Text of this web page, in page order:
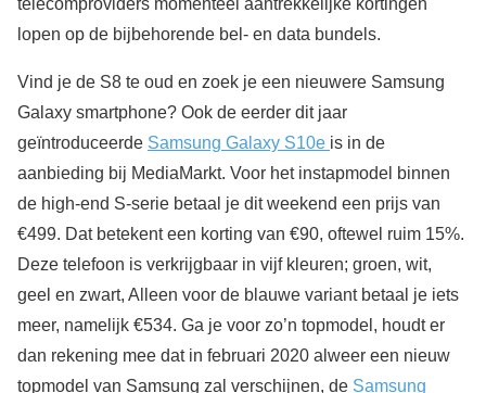
telecomproviders momenteel aantrekkelijke kortingen
lopen op de bijbehorende bel- en data bundels.
Vind je de S8 te oud en zoek je een nieuwere Samsung
Galaxy smartphone? Ook de eerder dit jaar
geïntroduceerde Samsung Galaxy S10e is in de
aanbieding bij MediaMarkt. Voor het instapmodel binnen
de high-end S-serie betaal je dit weekend een prijs van
€499. Dat betekent een korting van €90, oftewel ruim 15%.
Deze telefoon is verkrijgbaar in vijf kleuren; groen, wit,
geel en zwart, Alleen voor de blauwe variant betaal je iets
meer, namelijk €534. Ga je voor zo’n topmodel, houdt er
dan rekening mee dat in februari 2020 alweer een nieuw
topmodel van Samsung zal verschijnen, de Samsung